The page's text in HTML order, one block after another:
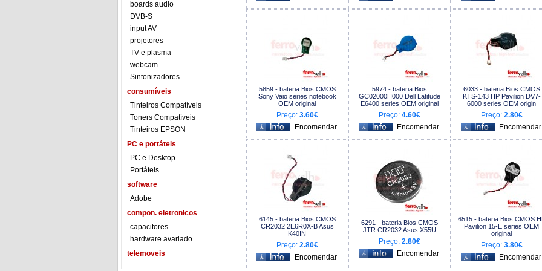
boards audio
DVB-S
input AV
projetores
TV e plasma
webcam
Sintonizadores
consumíveis
Tinteiros Compatíveis
Toners Compatíveis
Tinteiros EPSON
PC e portáteis
PC e Desktop
Portáteis
software
Adobe
compon. eletronicos
capacitores
hardware avariado
telemoveis
5859 - bateria Bios CMOS
Sony Vaio series notebook
OEM original
Preço: 3.60€
5974 - bateria Bios
GC02000H000 Dell Latitude
E6400 series OEM original
Preço: 4.60€
6033 - bateria Bios CMOS
KTS-143 HP Pavilion DV7-
6000 series OEM origin
Preço: 2.80€
6145 - bateria Bios CMOS
CR2032 2E6R0X-B Asus
K40IN
Preço: 2.80€
6291 - bateria Bios CMOS
JTR CR2032 Asus X55U
Preço: 2.80€
6515 - bateria Bios CMOS
Pavilion 15-E series OEM
original
Preço: 3.80€